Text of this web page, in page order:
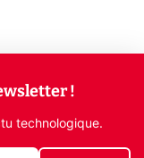
!
technologique.